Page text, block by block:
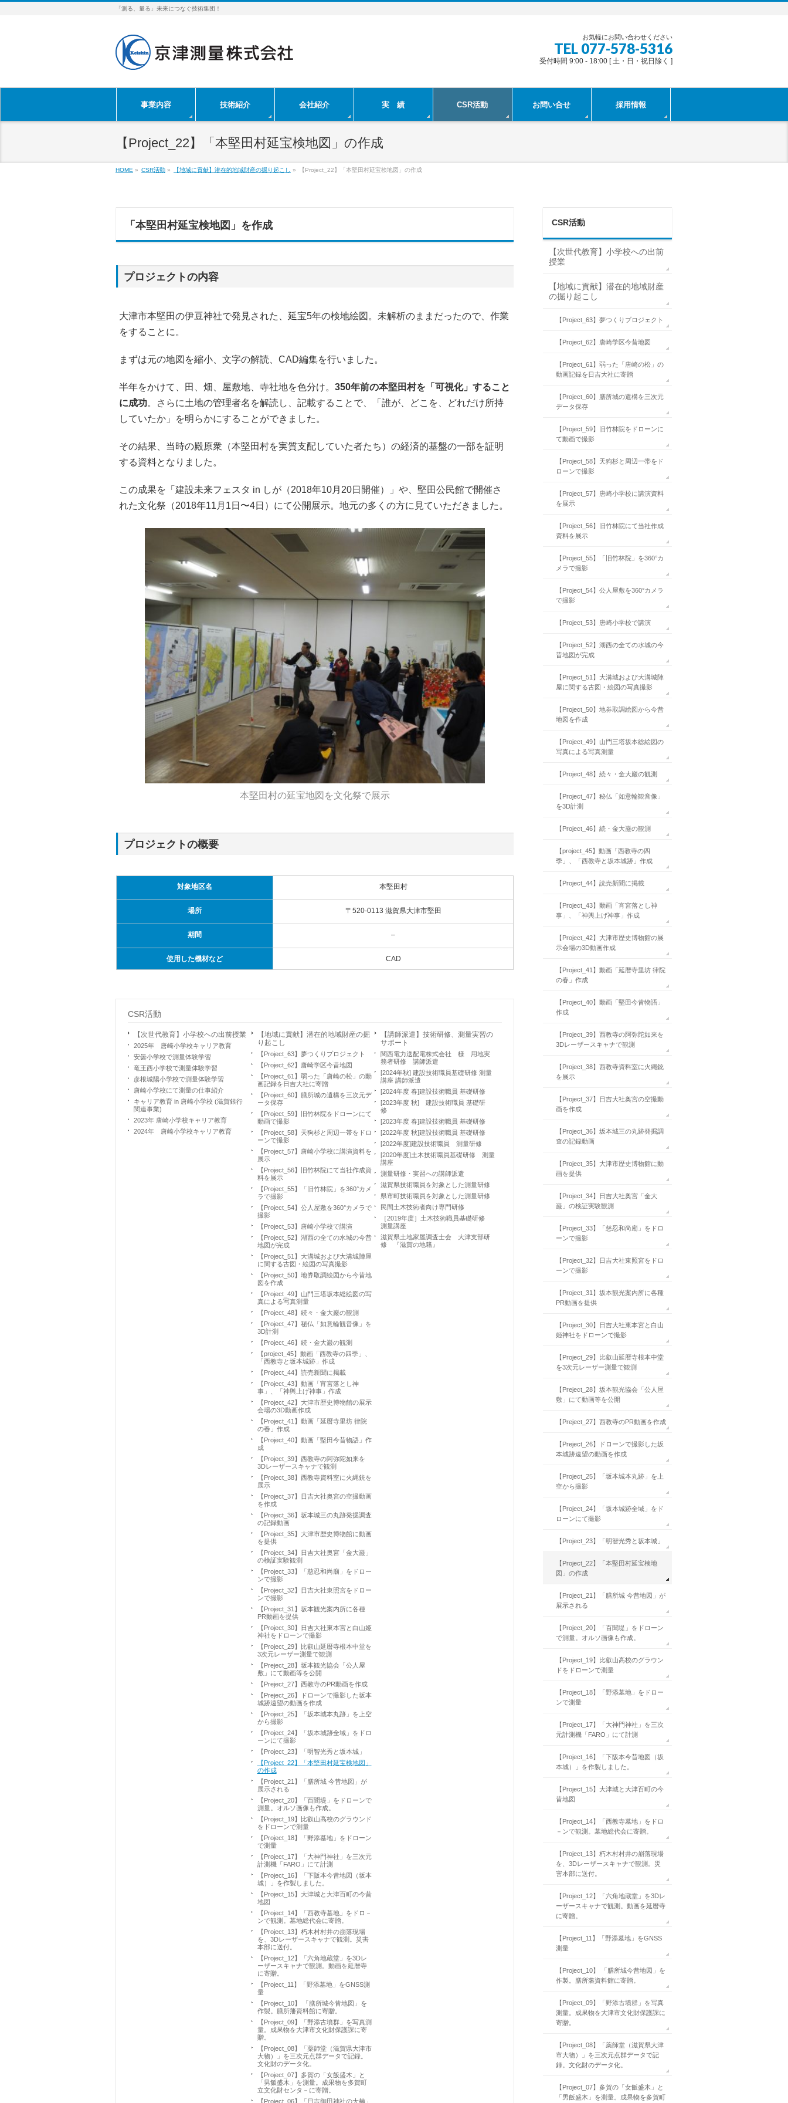
「測る、量る」未来につなぐ技術集団！
お気軽にお問い合わせください
TEL 077-578-5316
受付時間 9:00 - 18:00 [ 土・日・祝日除く ]
事業内容 技術紹介 会社紹介 実 績 CSR活動 お問い合せ 採用情報
【Project_22】「本堅田村延宝検地図」の作成
HOME » CSR活動 » 【地域に貢献】潜在的地域財産の掘り起こし » 【Project_22】「本堅田村延宝検地図」の作成
「本堅田村延宝検地図」を作成
プロジェクトの内容
大津市本堅田の伊豆神社で発見された、延宝5年の検地絵図。未解析のままだったので、作業
をすることに。
まずは元の地図を縮小、文字の解読、CAD編集を行いました。
半年をかけて、田、畑、屋敷地、寺社地を色分け。 350年前の本堅田村を「可視化」すること
に成功。さらに土地の管理者名を解読し、記載することで、「誰が、どこを、どれだけ所持
していたか」を明らかにすることができました。
その結果、当時の殿原衆（本堅田村を実質支配していた者たち）の経済的基盤の一部を証明
する資料となりました。
この成果を「建設未来フェスタ in しが（2018年10月20日開催）」や、堅田公民館で開催さ
れた文化祭（2018年11月1日〜4日）にて公開展示。地元の多くの方に見ていただきました。
本堅田村の延宝地図を文化祭で展示
プロジェクトの概要
対象地区名 本堅田村
場所 〒520-0113 滋賀県大津市堅田
期間 –
使用した機材など CAD
CSR活動
【次世代教育】小学校への出前授業
2025年 唐崎小学校キャリア教育
安曇小学校で測量体験学習
竜王西小学校で測量体験学習
彦根城陽小学校で測量体験学習
唐崎小学校にて測量の仕事紹介
キャリア教育 in 唐崎小学校 (滋賀銀行
関連事業)
2023年 唐崎小学校キャリア教育
2024年 唐崎小学校キャリア教育
【地域に貢献】潜在的地域財産の掘
り起こし
【Project_63】夢つくりプロジェクト
【Project_62】唐崎学区今昔地図
【Project_61】弱った「唐崎の松」の動
画記録を日吉大社に寄贈
【Project_60】膳所城の遺構を三次元デ
ータ保存
【Project_59】旧竹林院をドローンにて
動画で撮影
【Project_58】天狗杉と周辺一帯をドロ
ーンで撮影
【Project_57】唐崎小学校に講演資料を
展示
【Project_56】旧竹林院にて当社作成資
料を展示
【Project_55】「旧竹林院」を360°カメ
ラで撮影
【Project_54】公人屋敷を360°カメラで
撮影
【Project_53】唐崎小学校で講演
【Project_52】湖西の全ての水城の今昔
地図が完成
【Project_51】大溝城および大溝城陣屋
に関する古図・絵図の写真撮影
【Project_50】地券取調絵図から今昔地
図を作成
【Project_49】山門三塔坂本総絵図の写
真による写真測量
【Project_48】続々・金大巖の観測
【Project_47】秘仏「如意輪観音像」を
3D計測
【Project_46】続・金大巌の観測
【project_45】動画「西教寺の四季」、
「西教寺と坂本城跡」作成
【Project_44】読売新聞に掲載
【Project_43】動画「宵宮落とし神
事」、「神輿上げ神事」作成
【Project_42】大津市歴史博物館の展示
会場の3D動画作成
【Project_41】動画「延暦寺里坊 律院
の春」作成
【Project_40】動画「堅田今昔物語」作
成
【Project_39】西教寺の阿弥陀如来を
3Dレーザースキャナで観測
【Project_38】西教寺資料室に火縄銃を
展示
【Project_37】日吉大社奥宮の空撮動画
を作成
【Project_36】坂本城三の丸跡発掘調査
の記録動画
【Project_35】大津市歴史博物館に動画
を提供
【Project_34】日吉大社奥宮「金大巌」
の検証実験観測
【Project_33】「慈忍和尚廟」をドロー
ンで撮影
【Project_32】日吉大社東照宮をドロー
ンで撮影
【Project_31】坂本観光案内所に各種
PR動画を提供
【Project_30】日吉大社東本宮と白山姫
神社をドローンで撮影
【Project_29】比叡山延暦寺根本中堂を
3次元レーザー測量で観測
【Preject_28】坂本観光協会「公人屋
敷」にて動画等を公開
【Preject_27】西教寺のPR動画を作成
【Preject_26】ドローンで撮影した坂本
城跡遠望の動画を作成
【Project_25】「坂本城本丸跡」を上空
から撮影
【Project_24】「坂本城跡全域」をドロ
ーンにて撮影
【Project_23】「明智光秀と坂本城」
【Project_22】「本堅田村延宝検地図」
の作成
【Project_21】「膳所城 今昔地図」が
展示される
【Project_20】「百聞堤」をドローンで
測量。オルソ画像も作成。
【Project_19】比叡山高校のグラウンド
をドローンで測量
【Project_18】「野添墓地」をドローン
で測量
【Project_17】「大神門神社」を三次元
計測機「FARO」にて計測
【Project_16】「下阪本今昔地図（坂本
城）」を作製しました。
【Project_15】大津城と大津百町の今昔
地図
【Project_14】「西教寺墓地」をドロ－
ンで観測。墓地総代会に寄贈。
【Project_13】朽木村村井の崩落現場
を、3Dレーザースキャナで観測。災害
本部に送付。
【Project_12】「六角地蔵堂」を3Dレ
ーザースキャナで観測。動画を延暦寺
に寄贈。
【Project_11】「野添墓地」をGNSS測
量
【Project_10】 「膳所城今昔地図」を
作製。膳所藩資料館に寄贈。
【Project_09】「野添古墳群」を写真測
量。成果物を大津市文化財保護課に寄
贈。
【Project_08】「薬師堂（滋賀県大津市
大物）」を三次元点群データで記録。
文化財のデータ化。
【Project_07】多賀の「女飯盛木」と
「男飯盛木」を測量。成果物を多賀町
立文化財センタ－に寄贈。
【Project_06】「日吉御田神社の大楠」
【講師派遣】技術研修、測量実習の
サポート
関西電力送配電株式会社 様 用地実
務者研修 講師派遣
[2024年秋] 建設技術職員基礎研修 測量
講座 講師派遣
[2024年度 春]建設技術職員 基礎研修
[2023年度 秋] 建設技術職員 基礎研
修
[2023年度 春]建設技術職員 基礎研修
[2022年度 秋]建設技術職員 基礎研修
[2022年度]建設技術職員 測量研修
[2020年度]土木技術職員基礎研修 測量
講座
測量研修・実習への講師派遣
滋賀県技術職員を対象とした測量研修
県市町技術職員を対象とした測量研修
民間土木技術者向け専門研修
［2019年度］土木技術職員基礎研修
測量講座
滋賀県土地家屋調査士会 大津支部研
修 『滋賀の地籍』
CSR活動
【次世代教育】小学校への出前
授業
【地域に貢献】潜在的地域財産
の掘り起こし
【Project_63】夢つくりプロジェクト
【Project_62】唐崎学区今昔地図
【Project_61】弱った「唐崎の松」の
動画記録を日吉大社に寄贈
【Project_60】膳所城の遺構を三次元
データ保存
【Project_59】旧竹林院をドローンに
て動画で撮影
【Project_58】天狗杉と周辺一帯をド
ローンで撮影
【Project_57】唐崎小学校に講演資料
を展示
【Project_56】旧竹林院にて当社作成
資料を展示
【Project_55】「旧竹林院」を360°カ
メラで撮影
【Project_54】公人屋敷を360°カメラ
で撮影
【Project_53】唐崎小学校で講演
【Project_52】湖西の全ての水城の今
昔地図が完成
【Project_51】大溝城および大溝城陣
屋に関する古図・絵図の写真撮影
【Project_50】地券取調絵図から今昔
地図を作成
【Project_49】山門三塔坂本総絵図の
写真による写真測量
【Project_48】続々・金大巖の観測
【Project_47】秘仏「如意輪観音像」
を3D計測
【Project_46】続・金大巌の観測
【project_45】動画「西教寺の四
季」、「西教寺と坂本城跡」作成
【Project_44】読売新聞に掲載
【Project_43】動画「宵宮落とし神
事」、「神輿上げ神事」作成
【Project_42】大津市歴史博物館の展
示会場の3D動画作成
【Project_41】動画「延暦寺里坊 律院
の春」作成
【Project_40】動画「堅田今昔物語」
作成
【Project_39】西教寺の阿弥陀如来を
3Dレーザースキャナで観測
【Project_38】西教寺資料室に火縄銃
を展示
【Project_37】日吉大社奥宮の空撮動
画を作成
【Project_36】坂本城三の丸跡発掘調
査の記録動画
【Project_35】大津市歴史博物館に動
画を提供
【Project_34】日吉大社奥宮「金大
巌」の検証実験観測
【Project_33】「慈忍和尚廟」をドロ
ーンで撮影
【Project_32】日吉大社東照宮をドロ
ーンで撮影
【Project_31】坂本観光案内所に各種
PR動画を提供
【Project_30】日吉大社東本宮と白山
姫神社をドローンで撮影
【Project_29】比叡山延暦寺根本中堂
を3次元レーザー測量で観測
【Preject_28】坂本観光協会「公人屋
敷」にて動画等を公開
【Preject_27】西教寺のPR動画を作成
【Preject_26】ドローンで撮影した坂
本城跡遠望の動画を作成
【Project_25】「坂本城本丸跡」を上
空から撮影
【Project_24】「坂本城跡全域」をド
ローンにて撮影
【Project_23】「明智光秀と坂本城」
【Project_22】「本堅田村延宝検地
図」の作成
【Project_21】「膳所城 今昔地図」が
展示される
【Project_20】「百聞堤」をドローン
で測量。オルソ画像も作成。
【Project_19】比叡山高校のグラウン
ドをドローンで測量
【Project_18】「野添墓地」をドロー
ンで測量
【Project_17】「大神門神社」を三次
元計測機「FARO」にて計測
【Project_16】「下阪本今昔地図（坂
本城）」を作製しました。
【Project_15】大津城と大津百町の今
昔地図
【Project_14】「西教寺墓地」をドロ
－ンで観測。墓地総代会に寄贈。
【Project_13】朽木村村井の崩落現場
を、3Dレーザースキャナで観測。災
害本部に送付。
【Project_12】「六角地蔵堂」を3Dレ
ーザースキャナで観測。動画を延暦寺
に寄贈。
【Project_11】「野添墓地」をGNSS
測量
【Project_10】 「膳所城今昔地図」を
作製。膳所藩資料館に寄贈。
【Project_09】「野添古墳群」を写真
測量。成果物を大津市文化財保護課に
寄贈。
【Project_08】「薬師堂（滋賀県大津
市大物）」を三次元点群データで記
録。文化財のデータ化。
【Project_07】多賀の「女飯盛木」と
「男飯盛木」を測量。成果物を多賀町